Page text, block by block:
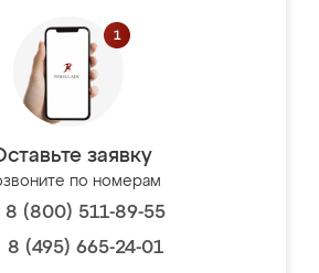
заявку
по номерам
8 (800) 511-89-55
8 (495) 665-24-01